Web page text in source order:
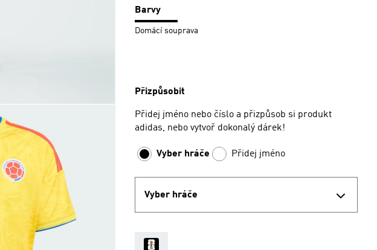
Barvy
Domácí souprava
Přizpůsobit
Přidej jméno nebo číslo a přizpůsob si produkt
adidas, nebo vytvoř dokonalý dárek!
Vyber hráče Přidej jméno
Vyber hráče